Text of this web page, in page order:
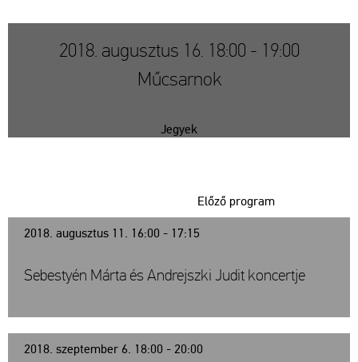
2018. augusztus 16. 18:00 - 19:00
Műcsarnok
Jegyek
2018. augusztus 11. 16:00 - 17:15
Előző program
Sebestyén Márta és Andrejszki Judit koncertje
2018. szeptember 6. 18:00 - 20:00